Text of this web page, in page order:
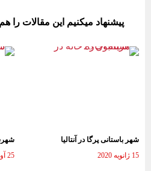
gr
a
m
ts
A
pp
tte
r
ail
boپیشنهاد میکنیم این مقالات را
شهر باستانی پرگا در آنتالیا
15 ژانویه 2020
25 آوریل 2020